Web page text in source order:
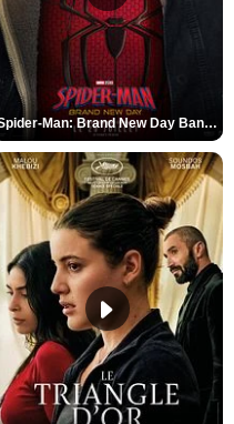
Spider-Man: Brand New Day Bande-annonce VO STFR